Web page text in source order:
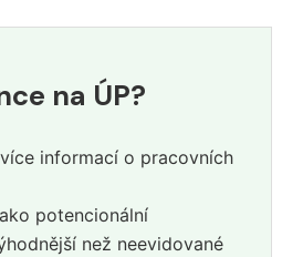
na ÚP?
informací o pracovních
potencionální
než neevidované